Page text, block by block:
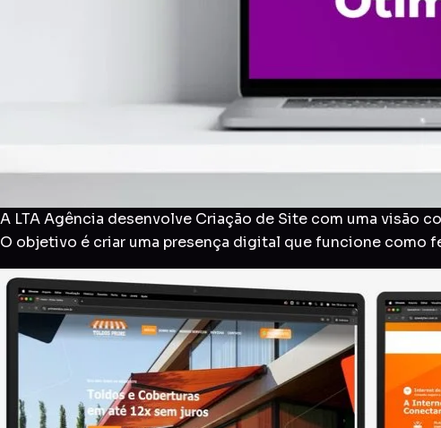
A LTA Agência desenvolve Criação de Site com uma visão
O objetivo é criar uma presença digital que funcione como